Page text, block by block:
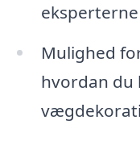
Mulighed
hvordan